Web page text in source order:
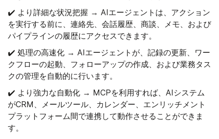
✔️ より詳細な状況把握 → AIエージェントは、アクション
を実行する前に、連絡先、会話履歴、商談、メモ、および
パイプラインの履歴にアクセスできます。
✔️ 処理の高速化 → AIエージェントが、記録の更新、ワー
クフローの起動、フォローアップの作成、および業務タス
クの管理を自動的に行います。
✔️ より強力な自動化 → MCPを利用すれば、AIシステム
がCRM、メールツール、カレンダー、エンリッチメント
プラットフォーム間で連携して動作させることができま
す。